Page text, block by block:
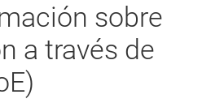
sobre
a través de